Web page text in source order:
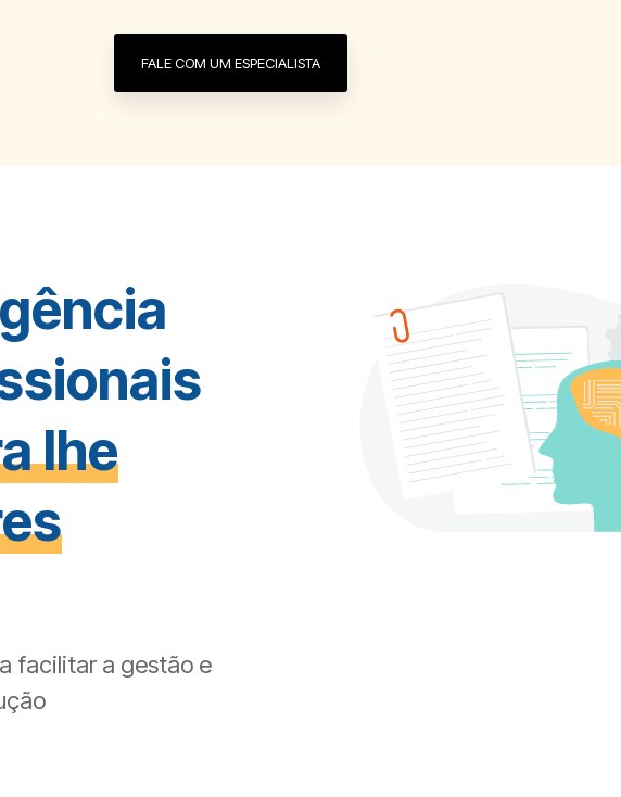
FALE COM UM ESPECIALISTA
lhe
facilitar a gestão e